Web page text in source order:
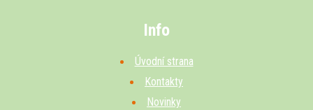
Info
Úvodní strana
Kontakty
Novinky